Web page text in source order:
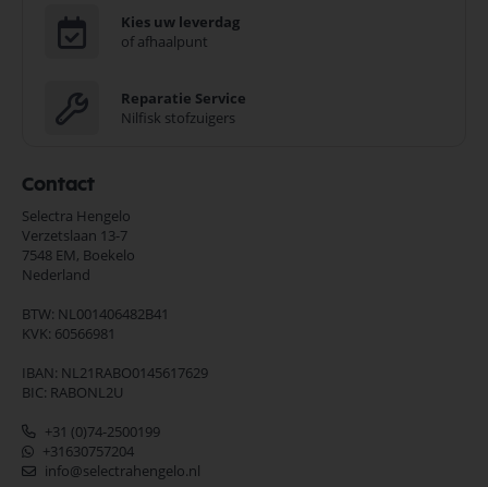
Kies uw leverdag
of afhaalpunt
Reparatie Service
Nilfisk stofzuigers
Contact
Selectra Hengelo
Verzetslaan 13-7
7548 EM, Boekelo
Nederland
BTW: NL001406482B41
KVK: 60566981
IBAN: NL21RABO0145617629
BIC: RABONL2U
+31 (0)74-2500199
+31630757204
info@selectrahengelo.nl